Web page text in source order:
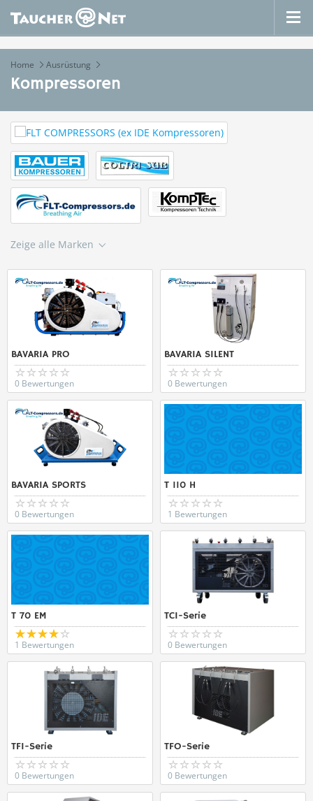
Home Ausrüstung
Kompressoren
Zeige alle Marken
BAVARIA PRO
0 Bewertungen
BAVARIA SILENT
0 Bewertungen
BAVARIA SPORTS
0 Bewertungen
T 110 H
1 Bewertungen
T 70 EM
1 Bewertungen
TCI-Serie
0 Bewertungen
TFI-Serie
0 Bewertungen
TFO-Serie
0 Bewertungen